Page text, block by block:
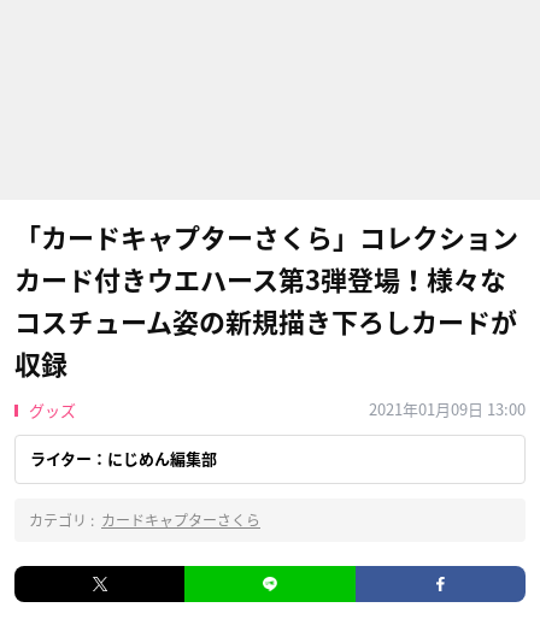
「カードキャプターさくら」コレクション
カード付きウエハース第3弾登場！様々な
コスチューム姿の新規描き下ろしカードが
収録
グッズ 2021年01月09日 13:00
ライター：にじめん編集部
カテゴリ : カードキャプターさくら